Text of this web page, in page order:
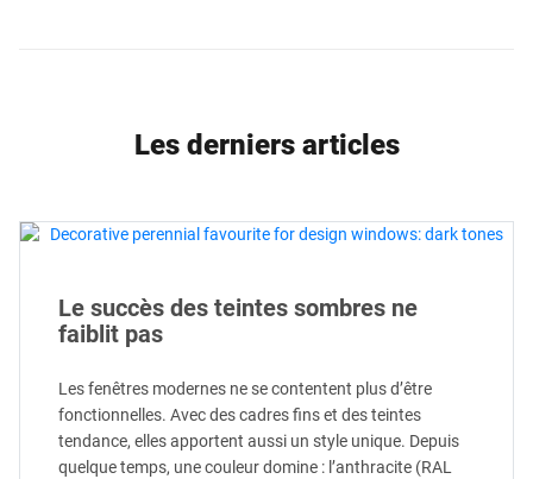
Les derniers articles
Le succès des teintes sombres ne
faiblit pas
Les fenêtres modernes ne se contentent plus d’être
fonctionnelles. Avec des cadres fins et des teintes
tendance, elles apportent aussi un style unique. Depuis
quelque temps, une couleur domine : l’anthracite (RAL